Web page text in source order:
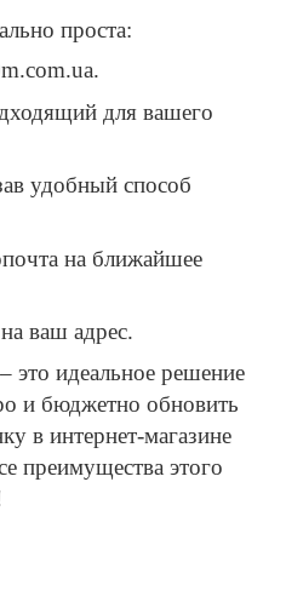
проста:
для вашего
удобный способ
на ближайшее
ваш адрес.
это идеальное решение
и бюджетно обновить
в интернет-магазине
преимущества этого